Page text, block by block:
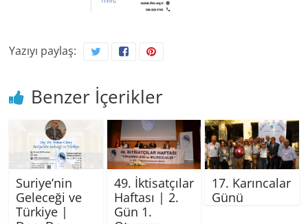
Yazıyı paylaş:
Benzer İçerikler
Suriye’nin
Geleceği ve
Türkiye |
49. İktisatçılar
Haftası | 2.
Gün 1.
17. Karıncalar
Günü